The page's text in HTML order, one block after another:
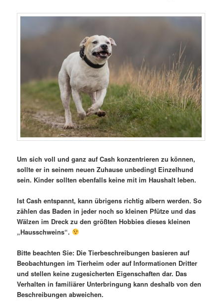
Um sich voll und ganz auf Cash konzentrieren zu können,
sollte er in seinem neuen Zuhause unbedingt Einzelhund
sein. Kinder sollten ebenfalls keine mit im Haushalt leben.
Ist Cash entspannt, kann übrigens richtig albern werden. So
zählen das Baden in jeder noch so kleinen Pfütze und das
Wälzen im Dreck zu den größten Hobbies dieses kleinen
„Hausschweins“.
Bitte beachten Sie: Die Tierbeschreibungen basieren auf
Beobachtungen im Tierheim oder auf Informationen Dritter
und stellen keine zugesicherten Eigenschaften dar. Das
Verhalten in familiärer Unterbringung kann deshalb von den
Beschreibungen abweichen.